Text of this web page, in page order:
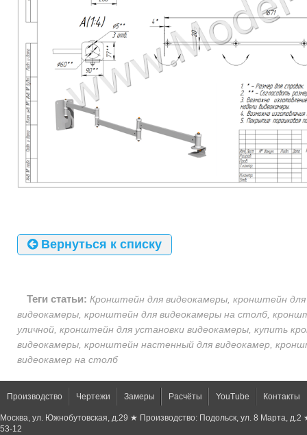
Вернуться к списку
Теги статьи: Кронштейн для видеокамеры, кронштейн для
видеокамеры, кронштейн для видеокамеры на столб,
уличной, кронштейн для установки видеокамеры, купить
видеокамеры, кронштейн настенный для видеокамер,
видеокамер на столб
Производство Чертежи Замеры Расчёты YouTube Контакты
Москва, ул. Южнобутовская, д.29 ★ Производство: Подольск, ул. 8 Марта,
53-12